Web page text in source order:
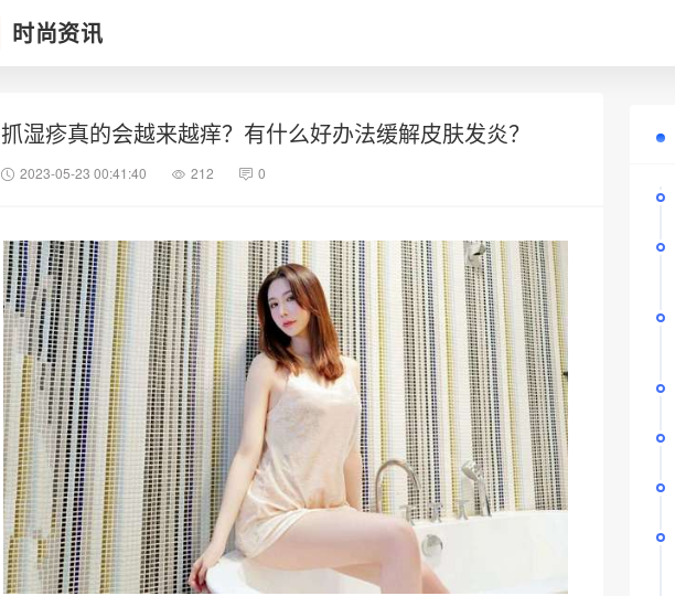
时尚资讯
抓湿疹真的会越来越痒？有什么好办法缓解皮肤发炎？
2023-05-23 00:41:40 212 0